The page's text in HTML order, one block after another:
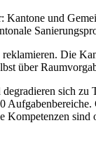
und
Die
über
sich
Kompetenzen sind